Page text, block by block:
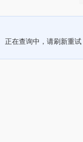
正在查询中，请刷新重试